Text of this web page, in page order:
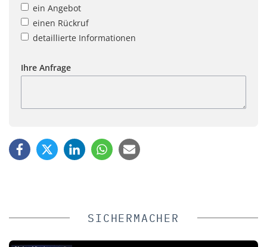
ein Angebot
einen Rückruf
detaillierte Informationen
Ihre Anfrage
SICHERMACHER